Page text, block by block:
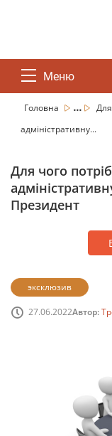
Меню
Головна ...
адміністративну...
Для чого
Президент
эксклюзив
27.06.2022Автор: